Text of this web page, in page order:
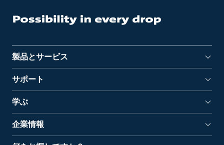
製品とサービス
サポート
学ぶ
企業情報